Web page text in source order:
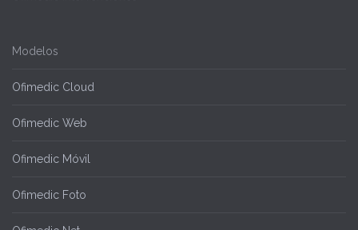
Modelos
Ofimedic Cloud
Ofimedic Web
Ofimedic Móvil
Ofimedic Foto